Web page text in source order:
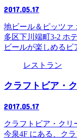
2017.05.17
地ビール＆ピッツァ
多区下川端町3-2 ホ
ビールが楽しめるビ
レストラン
クラフトビア・
2017.05.17
クラフトビア・クリ
今泉4F にある、ク